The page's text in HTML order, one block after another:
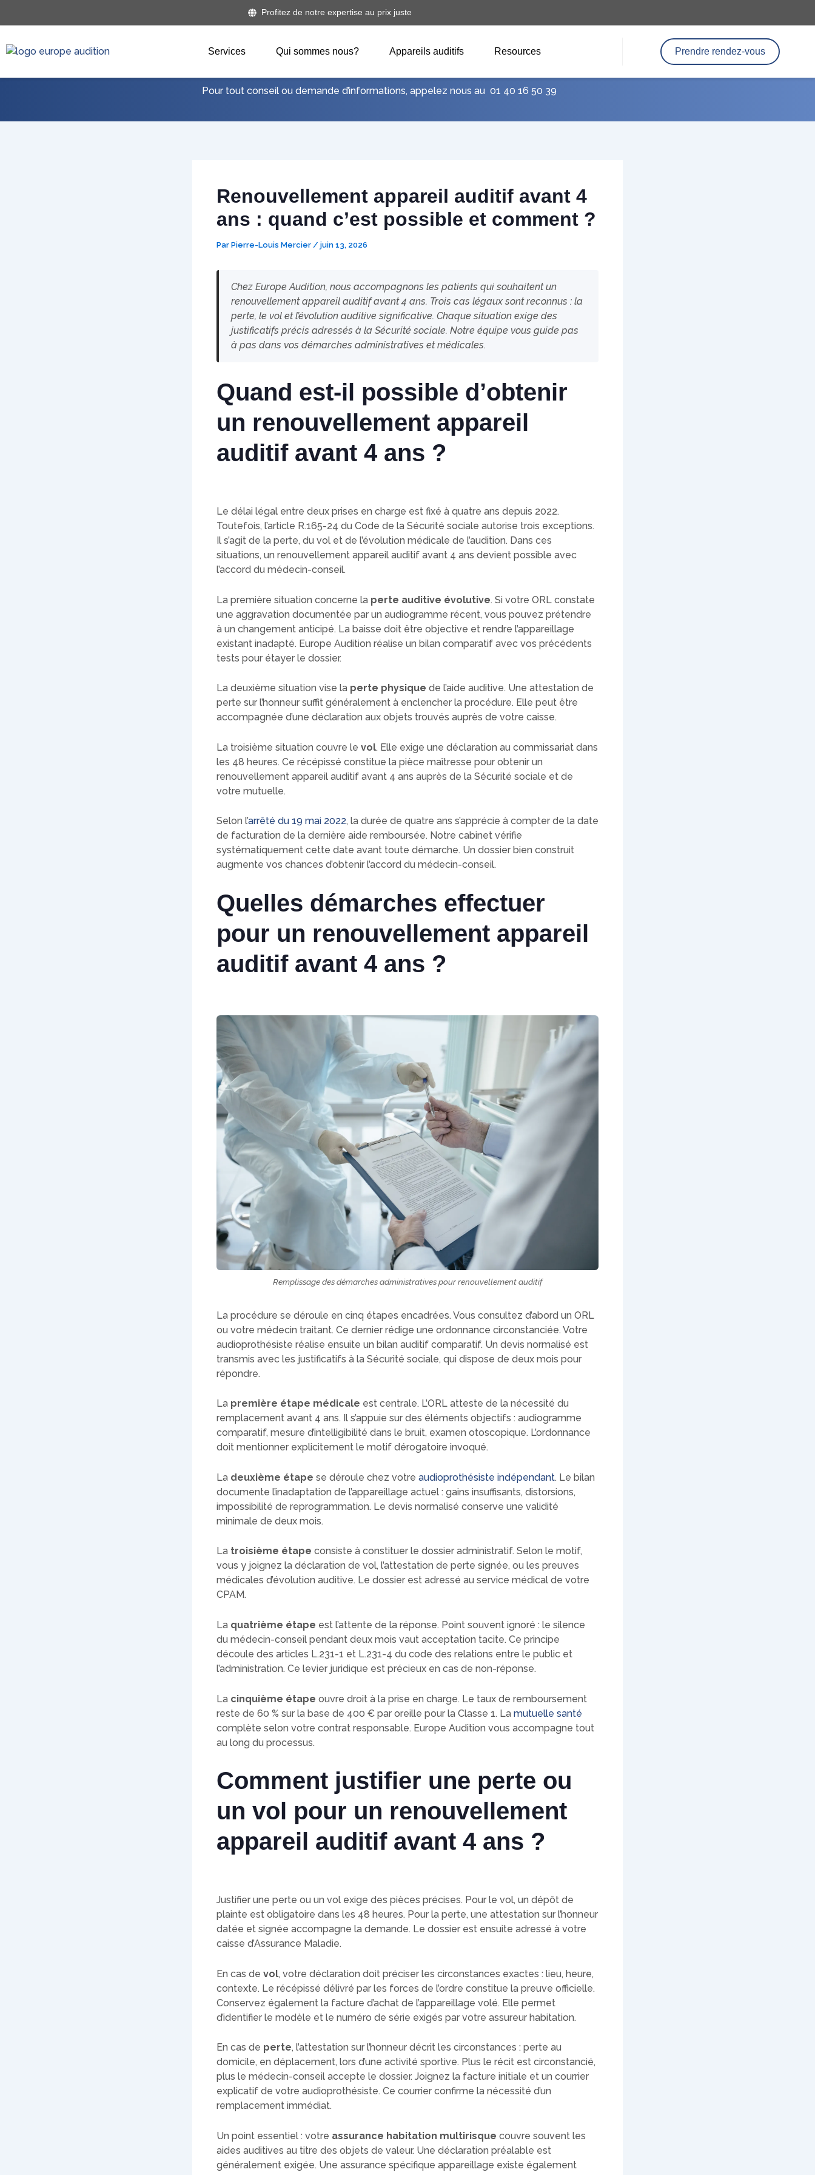
Profitez de notre expertise au prix juste
Services Qui sommes nous? Appareils auditifs Resources Prendre rendez-vous
Pour tout conseil ou demande d’informations, appelez nous au 01 40 16 50 39
Renouvellement appareil auditif avant 4
ans : quand c’est possible et comment ?
Par Pierre-Louis Mercier / juin 13, 2026
Chez Europe Audition, nous accompagnons les patients qui souhaitent un
renouvellement appareil auditif avant 4 ans. Trois cas légaux sont reconnus : la
perte, le vol et l’évolution auditive significative. Chaque situation exige des
justificatifs précis adressés à la Sécurité sociale. Notre équipe vous guide pas
à pas dans vos démarches administratives et médicales.
Quand est-il possible d’obtenir
un renouvellement appareil
auditif avant 4 ans ?
Le délai légal entre deux prises en charge est fixé à quatre ans depuis 2022.
Toutefois, l’article R.165-24 du Code de la Sécurité sociale autorise trois exceptions.
Il s’agit de la perte, du vol et de l’évolution médicale de l’audition. Dans ces
situations, un renouvellement appareil auditif avant 4 ans devient possible avec
l’accord du médecin-conseil.
La première situation concerne la perte auditive évolutive. Si votre ORL constate
une aggravation documentée par un audiogramme récent, vous pouvez prétendre
à un changement anticipé. La baisse doit être objective et rendre l’appareillage
existant inadapté. Europe Audition réalise un bilan comparatif avec vos précédents
tests pour étayer le dossier.
La deuxième situation vise la perte physique de l’aide auditive. Une attestation de
perte sur l’honneur suffit généralement à enclencher la procédure. Elle peut être
accompagnée d’une déclaration aux objets trouvés auprès de votre caisse.
La troisième situation couvre le vol. Elle exige une déclaration au commissariat dans
les 48 heures. Ce récépissé constitue la pièce maîtresse pour obtenir un
renouvellement appareil auditif avant 4 ans auprès de la Sécurité sociale et de
votre mutuelle.
Selon l’arrêté du 19 mai 2022, la durée de quatre ans s’apprécie à compter de la date
de facturation de la dernière aide remboursée. Notre cabinet vérifie
systématiquement cette date avant toute démarche. Un dossier bien construit
augmente vos chances d’obtenir l’accord du médecin-conseil.
Quelles démarches effectuer
pour un renouvellement appareil
auditif avant 4 ans ?
Remplissage des démarches administratives pour renouvellement auditif
La procédure se déroule en cinq étapes encadrées. Vous consultez d’abord un ORL
ou votre médecin traitant. Ce dernier rédige une ordonnance circonstanciée. Votre
audioprothésiste réalise ensuite un bilan auditif comparatif. Un devis normalisé est
transmis avec les justificatifs à la Sécurité sociale, qui dispose de deux mois pour
répondre.
La première étape médicale est centrale. L’ORL atteste de la nécessité du
remplacement avant 4 ans. Il s’appuie sur des éléments objectifs : audiogramme
comparatif, mesure d’intelligibilité dans le bruit, examen otoscopique. L’ordonnance
doit mentionner explicitement le motif dérogatoire invoqué.
La deuxième étape se déroule chez votre audioprothésiste indépendant. Le bilan
documente l’inadaptation de l’appareillage actuel : gains insuffisants, distorsions,
impossibilité de reprogrammation. Le devis normalisé conserve une validité
minimale de deux mois.
La troisième étape consiste à constituer le dossier administratif. Selon le motif,
vous y joignez la déclaration de vol, l’attestation de perte signée, ou les preuves
médicales d’évolution auditive. Le dossier est adressé au service médical de votre
CPAM.
La quatrième étape est l’attente de la réponse. Point souvent ignoré : le silence
du médecin-conseil pendant deux mois vaut acceptation tacite. Ce principe
découle des articles L.231-1 et L.231-4 du code des relations entre le public et
l’administration. Ce levier juridique est précieux en cas de non-réponse.
La cinquième étape ouvre droit à la prise en charge. Le taux de remboursement
reste de 60 % sur la base de 400 € par oreille pour la Classe 1. La mutuelle santé
complète selon votre contrat responsable. Europe Audition vous accompagne tout
au long du processus.
Comment justifier une perte ou
un vol pour un renouvellement
appareil auditif avant 4 ans ?
Justifier une perte ou un vol exige des pièces précises. Pour le vol, un dépôt de
plainte est obligatoire dans les 48 heures. Pour la perte, une attestation sur l’honneur
datée et signée accompagne la demande. Le dossier est ensuite adressé à votre
caisse d’Assurance Maladie.
En cas de vol, votre déclaration doit préciser les circonstances exactes : lieu, heure,
contexte. Le récépissé délivré par les forces de l’ordre constitue la preuve officielle.
Conservez également la facture d’achat de l’appareillage volé. Elle permet
d’identifier le modèle et le numéro de série exigés par votre assureur habitation.
En cas de perte, l’attestation sur l’honneur décrit les circonstances : perte au
domicile, en déplacement, lors d’une activité sportive. Plus le récit est circonstancié,
plus le médecin-conseil accepte le dossier. Joignez la facture initiale et un courrier
explicatif de votre audioprothésiste. Ce courrier confirme la nécessité d’un
remplacement immédiat.
Un point essentiel : votre assurance habitation multirisque couvre souvent les
aides auditives au titre des objets de valeur. Une déclaration préalable est
généralement exigée. Une assurance spécifique appareillage existe également